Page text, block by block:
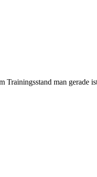
Trainingsstand man gerade